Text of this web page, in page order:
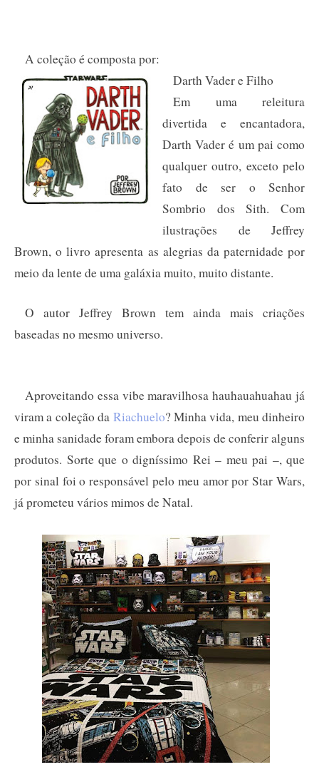
A coleção é composta por:
Darth Vader e Filho
Em uma releitura
divertida e encantadora,
Darth Vader é um pai como
qualquer outro, exceto pelo
fato de ser o Senhor
Sombrio dos Sith. Com
ilustrações de Jeffrey
Brown, o livro apresenta as alegrias da paternidade por
meio da lente de uma galáxia muito, muito distante.
O autor Jeffrey Brown tem ainda mais criações
baseadas no mesmo universo.
Aproveitando essa vibe maravilhosa hauhauahuahau já
viram a coleção da Riachuelo? Minha vida, meu dinheiro
e minha sanidade foram embora depois de conferir alguns
produtos. Sorte que o digníssimo Rei – meu pai –, que
por sinal foi o responsável pelo meu amor por Star Wars,
já prometeu vários mimos de Natal.